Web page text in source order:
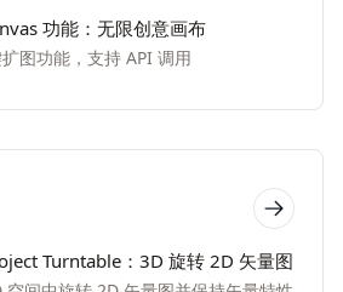
功能：无限创意画布
图功能，支持 API 调用
Turntable：3D 旋转 2D 矢量图